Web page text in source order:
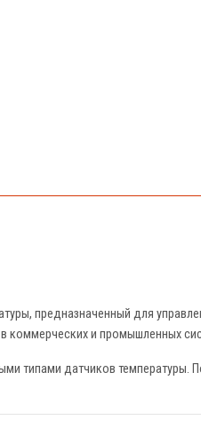
предназначенный для
коммерческих и промышленных
типами датчиков температуры.